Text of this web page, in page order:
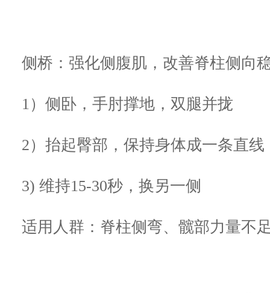
侧桥：强化侧腹肌，改善脊柱侧向
1）侧卧，手肘撑地，双腿并拢
2）抬起臀部，保持身体成一条直
3) 维持15-30秒，换另一侧
适用人群：脊柱侧弯、髋部力量不